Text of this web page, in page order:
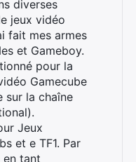
diverses
jeux vidéo
fait mes armes
et Gameboy.
pour la
Gamecube
sur la chaîne
Jeux
et e TF1. Par
en tant